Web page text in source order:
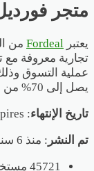
متجر
يعتبر Fordeal من
تجارية معروفة
عملية التسوق
يصل إلى 70% من قيمة الطلبية.
تاريخ الإنتهاء: No Expires
تم النشر : منذ 6 سنوات
45721 مستخدم - 0 اليوم